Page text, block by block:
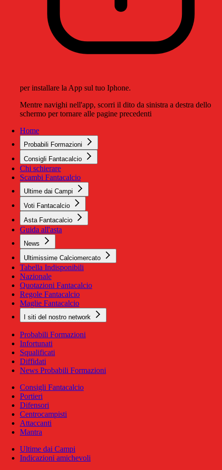
per installare la App sul tuo Iphone.
Mentre navighi nell'app, scorri il dito da sinistra a destra dello
schermo per tornare alle pagine precedenti
Home
Probabili Formazioni
Consigli Fantacalcio
Chi schierare
Scambi Fantacalcio
Ultime dai Campi
Voti Fantacalcio
Asta Fantacalcio
Guida all'asta
News
Ultimissime Calciomercato
Tabella Indisponibili
Nazionale
Quotazioni Fantacalcio
Regole Fantacalcio
Maglie Fantacalcio
I siti del nostro network
Probabili Formazioni
Infortunati
Squalificati
Diffidati
News Probabili Formazioni
Consigli Fantacalcio
Portieri
Difensori
Centrocampisti
Attaccanti
Mantra
Ultime dai Campi
Indicazioni amichevoli